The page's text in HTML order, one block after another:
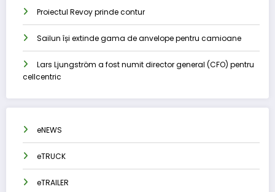
Proiectul Revoy prinde contur
Sailun își extinde gama de anvelope pentru camioane
Lars Ljungström a fost numit director general (CFO) pentru
cellcentric
eNEWS
eTRUCK
eTRAILER